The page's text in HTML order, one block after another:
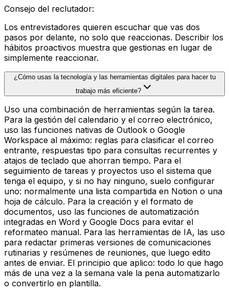
Consejo del reclutador:
Los entrevistadores quieren escuchar que vas dos
pasos por delante, no solo que reaccionas. Describir los
hábitos proactivos muestra que gestionas en lugar de
simplemente reaccionar.
¿Cómo usas la tecnología y las herramientas digitales para hacer tu
trabajo más eficiente?
Uso una combinación de herramientas según la tarea.
Para la gestión del calendario y el correo electrónico,
uso las funciones nativas de Outlook o Google
Workspace al máximo: reglas para clasificar el correo
entrante, respuestas tipo para consultas recurrentes y
atajos de teclado que ahorran tiempo. Para el
seguimiento de tareas y proyectos uso el sistema que
tenga el equipo, y si no hay ninguno, suelo configurar
uno: normalmente una lista compartida en Notion o una
hoja de cálculo. Para la creación y el formato de
documentos, uso las funciones de automatización
integradas en Word y Google Docs para evitar el
reformateo manual. Para las herramientas de IA, las uso
para redactar primeras versiones de comunicaciones
rutinarias y resúmenes de reuniones, que luego edito
antes de enviar. El principio que aplico: todo lo que hago
más de una vez a la semana vale la pena automatizarlo
o convertirlo en plantilla.